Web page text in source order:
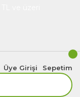
Üye Girişi Sepetim